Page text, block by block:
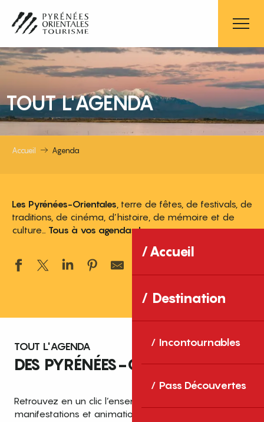
contenu
principal
Accueil
Destination
Incontournables
Pass Découvertes
TOUT L'AGENDA
Accueil Agenda
Les Pyrénées-Orientales , terre de fêtes, de festivals, de
traditions, de cinéma, d’histoire, de mémoire et de
culture… Tous à vos agendas !
TOUT L'AGENDA
DES PYRÉNÉES-ORIENTALES
Retrouvez en un clic l’ensemble des fêtes,
manifestations et animations recensées dans le